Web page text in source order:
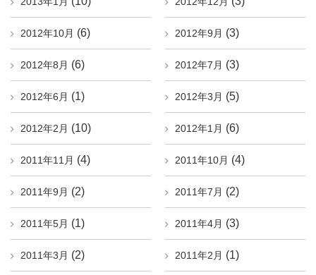
2012年10月 (6) 2012年9月 (3)
2012年8月 (6) 2012年7月 (3)
2012年6月 (1) 2012年3月 (5)
2012年2月 (10) 2012年1月 (6)
2011年11月 (4) 2011年10月 (4)
2011年9月 (2) 2011年7月 (2)
2011年5月 (1) 2011年4月 (3)
2011年3月 (2) 2011年2月 (1)